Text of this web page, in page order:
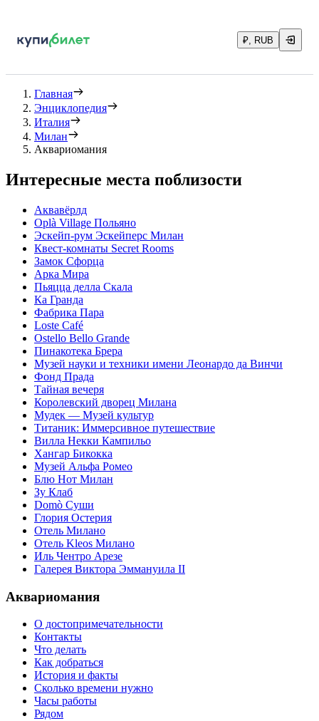
₽, RUB
Главная
Энциклопедия
Италия
Милан
Аквариомания
Интересные места поблизости
Аквавёрлд
Oplà Village Польяно
Эскейп-рум Эскейперс Милан
Квест-комнаты Secret Rooms
Замок Сфорца
Арка Мира
Пьяцца делла Скала
Ка Гранда
Фабрика Пара
Loste Café
Ostello Bello Grande
Пинакотека Брера
Музей науки и техники имени Леонардо да Винчи
Фонд Прада
Тайная вечеря
Королевский дворец Милана
Мудек — Музей культур
Титаник: Иммерсивное путешествие
Вилла Некки Кампильо
Хангар Бикокка
Музей Альфа Ромео
Блю Нот Милан
Зу Клаб
Domò Суши
Глория Остерия
Отель Милано
Отель Kleos Милано
Иль Чентро Арезе
Галерея Виктора Эммануила II
Аквариомания
О достопримечательности
Контакты
Что делать
Как добраться
История и факты
Сколько времени нужно
Часы работы
Рядом